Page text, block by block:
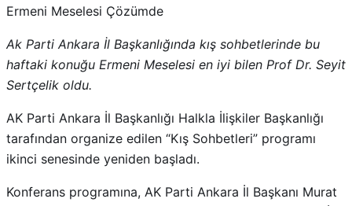
Ermeni Meselesi Çözümde
Ak Parti Ankara İl Başkanlığında kış sohbetlerinde bu
haftaki konuğu Ermeni Meselesi en iyi bilen Prof Dr. Seyit
Sertçelik oldu.
AK Parti Ankara İl Başkanlığı Halkla İlişkiler Başkanlığı
tarafından organize edilen “Kış Sohbetleri” programı
ikinci senesinde yeniden başladı.
Konferans programına, AK Parti Ankara İl Başkanı Murat